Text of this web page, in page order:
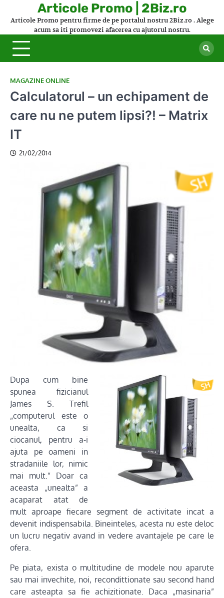
Articole Promo | 2Biz.ro
Articole Promo pentru firme de pe portalul nostru 2Biz.ro . Alege
acum sa iti promovezi afacerea cu ajutorul nostru.
MAGAZINE ONLINE
Calculatorul – un echipament de
care nu ne putem lipsi?! – Matrix
IT
21/02/2014
Dupa cum bine
spunea fizicianul
James S. Trefil
„computerul este o
unealta, ca si
ciocanul, pentru a-i
ajuta pe oameni in
stradaniile lor, nimic
mai mult.” Doar ca
aceasta „unealta” a
acaparat atat de
mult aproape fiecare segment de activitate incat a
devenit indispensabila. Bineinteles, acesta nu este deloc
un lucru negativ avand in vedere avantajele pe care le
ofera.
Pe piata, exista o multitudine de modele nou aparute
sau mai invechite, noi, recondittionate sau second hand
care asteapta sa fie achizitionate. Daca „masinaria”